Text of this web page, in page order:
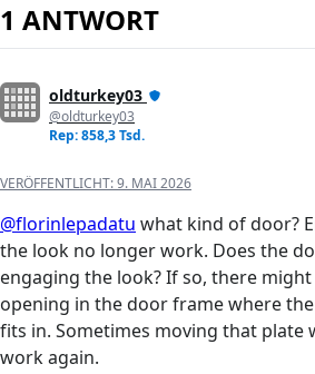
1 ANTWORT
oldturkey03
@oldturkey03
Rep: 858,3 Tsd.
VERÖFFENTLICHT:9. MAI 2026
@florinlepadatu what kind of door?
the look no longer work. Does the
engaging the look? If so, there
opening in the door frame where
fits in. Sometimes moving that plate
work again.